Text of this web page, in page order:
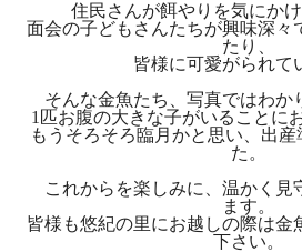
住民さんが餌やりを気にかけ
面会の子どもさんたちが興味深々
たり、
皆様に可愛がられて
そんな金魚たち、写真ではわか
1匹お腹の大きな子がいることに
もうそろそろ臨月かと思い、 出産
た。
これからを楽しみに、温かく見
ます。
皆様も悠紀の里にお越しの際は金
下さい。